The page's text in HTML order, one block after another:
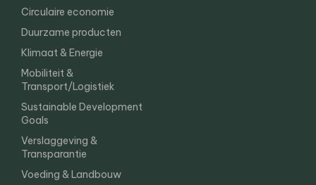
Circulaire economie
Duurzame producten
Klimaat & Energie
Mobiliteit &
Transport/Logistiek
Sustainable Development
Goals
Verslaggeving &
Transparantie
Voeding & Landbouw